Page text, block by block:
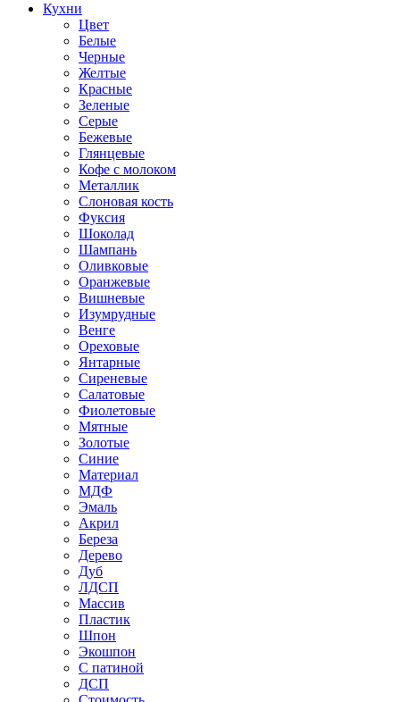
Кухни
Цвет
Белые
Черные
Желтые
Красные
Зеленые
Серые
Бежевые
Глянцевые
Кофе с молоком
Металлик
Слоновая кость
Фуксия
Шоколад
Шампань
Оливковые
Оранжевые
Вишневые
Изумрудные
Венге
Ореховые
Янтарные
Сиреневые
Салатовые
Фиолетовые
Мятные
Золотые
Синие
Материал
МДФ
Эмаль
Акрил
Береза
Дерево
Дуб
ЛДСП
Массив
Пластик
Шпон
Экошпон
С патиной
ДСП